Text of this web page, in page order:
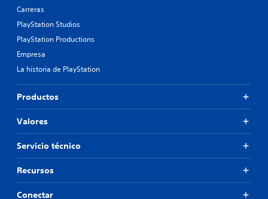
Carreras
PlayStation Studios
PlayStation Productions
Empresa
La historia de PlayStation
Productos
Valores
Servicio técnico
Recursos
Conectar